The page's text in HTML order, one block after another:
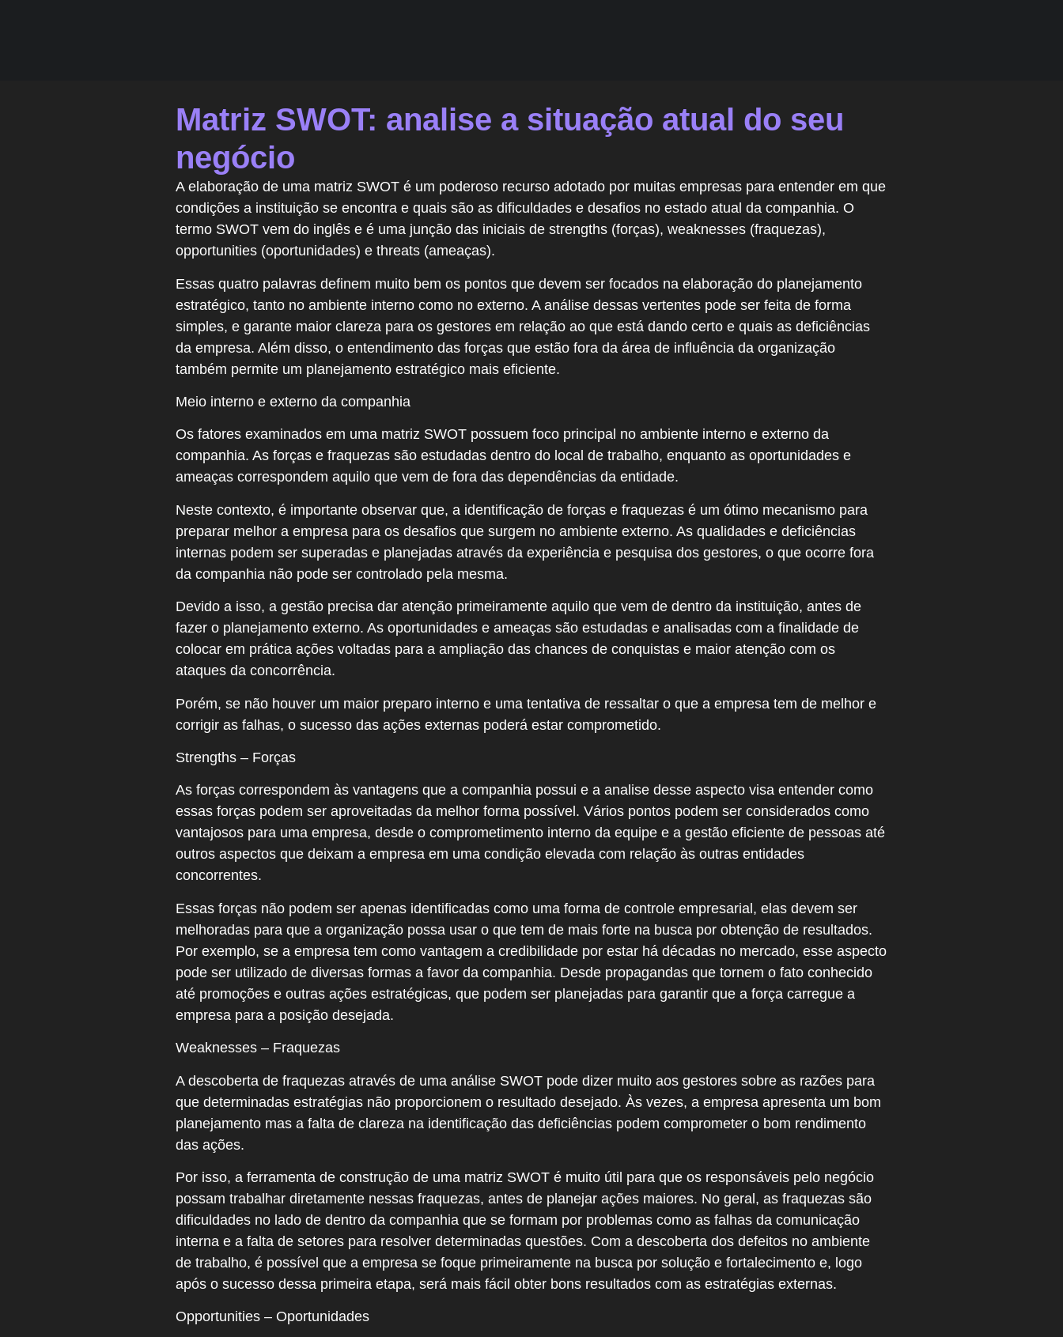
Matriz SWOT: analise a situação atual do seu
negócio
A elaboração de uma matriz SWOT é um poderoso recurso adotado por muitas empresas para entender em que
condições a instituição se encontra e quais são as dificuldades e desafios no estado atual da companhia. O
termo SWOT vem do inglês e é uma junção das iniciais de strengths (forças), weaknesses (fraquezas),
opportunities (oportunidades) e threats (ameaças).
Essas quatro palavras definem muito bem os pontos que devem ser focados na elaboração do planejamento
estratégico, tanto no ambiente interno como no externo. A análise dessas vertentes pode ser feita de forma
simples, e garante maior clareza para os gestores em relação ao que está dando certo e quais as deficiências
da empresa. Além disso, o entendimento das forças que estão fora da área de influência da organização
também permite um planejamento estratégico mais eficiente.
Meio interno e externo da companhia
Os fatores examinados em uma matriz SWOT possuem foco principal no ambiente interno e externo da
companhia. As forças e fraquezas são estudadas dentro do local de trabalho, enquanto as oportunidades e
ameaças correspondem aquilo que vem de fora das dependências da entidade.
Neste contexto, é importante observar que, a identificação de forças e fraquezas é um ótimo mecanismo para
preparar melhor a empresa para os desafios que surgem no ambiente externo. As qualidades e deficiências
internas podem ser superadas e planejadas através da experiência e pesquisa dos gestores, o que ocorre fora
da companhia não pode ser controlado pela mesma.
Devido a isso, a gestão precisa dar atenção primeiramente aquilo que vem de dentro da instituição, antes de
fazer o planejamento externo. As oportunidades e ameaças são estudadas e analisadas com a finalidade de
colocar em prática ações voltadas para a ampliação das chances de conquistas e maior atenção com os
ataques da concorrência.
Porém, se não houver um maior preparo interno e uma tentativa de ressaltar o que a empresa tem de melhor e
corrigir as falhas, o sucesso das ações externas poderá estar comprometido.
Strengths – Forças
As forças correspondem às vantagens que a companhia possui e a analise desse aspecto visa entender como
essas forças podem ser aproveitadas da melhor forma possível. Vários pontos podem ser considerados como
vantajosos para uma empresa, desde o comprometimento interno da equipe e a gestão eficiente de pessoas até
outros aspectos que deixam a empresa em uma condição elevada com relação às outras entidades
concorrentes.
Essas forças não podem ser apenas identificadas como uma forma de controle empresarial, elas devem ser
melhoradas para que a organização possa usar o que tem de mais forte na busca por obtenção de resultados.
Por exemplo, se a empresa tem como vantagem a credibilidade por estar há décadas no mercado, esse aspecto
pode ser utilizado de diversas formas a favor da companhia. Desde propagandas que tornem o fato conhecido
até promoções e outras ações estratégicas, que podem ser planejadas para garantir que a força carregue a
empresa para a posição desejada.
Weaknesses – Fraquezas
A descoberta de fraquezas através de uma análise SWOT pode dizer muito aos gestores sobre as razões para
que determinadas estratégias não proporcionem o resultado desejado. Às vezes, a empresa apresenta um bom
planejamento mas a falta de clareza na identificação das deficiências podem comprometer o bom rendimento
das ações.
Por isso, a ferramenta de construção de uma matriz SWOT é muito útil para que os responsáveis pelo negócio
possam trabalhar diretamente nessas fraquezas, antes de planejar ações maiores. No geral, as fraquezas são
dificuldades no lado de dentro da companhia que se formam por problemas como as falhas da comunicação
interna e a falta de setores para resolver determinadas questões. Com a descoberta dos defeitos no ambiente
de trabalho, é possível que a empresa se foque primeiramente na busca por solução e fortalecimento e, logo
após o sucesso dessa primeira etapa, será mais fácil obter bons resultados com as estratégias externas.
Opportunities – Oportunidades